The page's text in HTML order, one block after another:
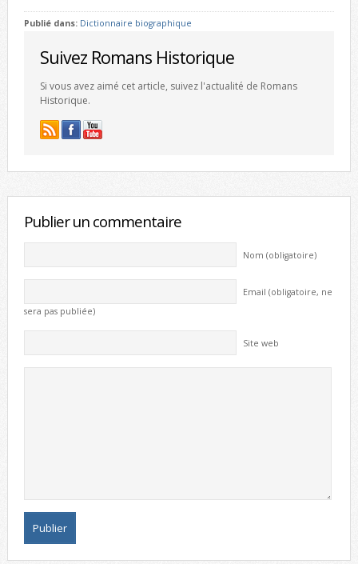
Publié dans: Dictionnaire biographique
Suivez Romans Historique
Si vous avez aimé cet article, suivez l'actualité de Romans
Historique.
Publier un commentaire
Nom (obligatoire)
Email (obligatoire, ne
sera pas publiée)
Site web